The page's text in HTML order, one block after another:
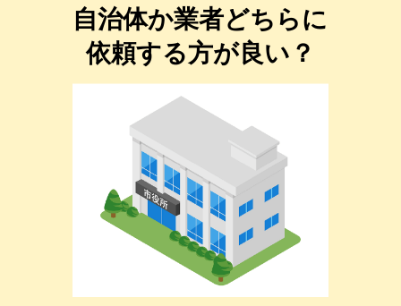
自治体か業者どちらに
依頼する方が良い？